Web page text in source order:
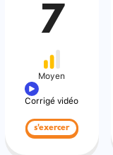
7
Moyen
Corrigé vidéo
s'exercer